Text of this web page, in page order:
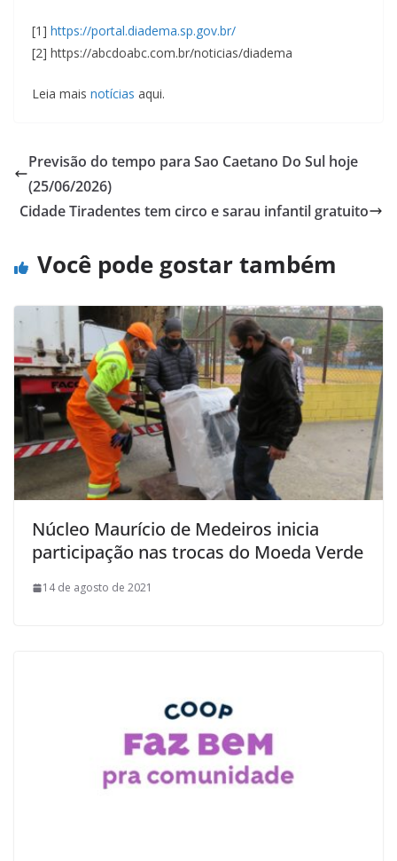
[1] https://portal.diadema.sp.gov.br/
[2] https://abcdoabc.com.br/noticias/diadema
Leia mais notícias aqui.
Previsão do tempo para Sao Caetano Do Sul hoje
(25/06/2026)
Cidade Tiradentes tem circo e sarau infantil gratuito
Você pode gostar também
Núcleo Maurício de Medeiros inicia
participação nas trocas do Moeda Verde
14 de agosto de 2021